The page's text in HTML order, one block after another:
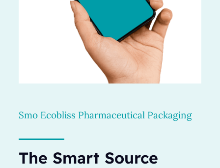
Smo Ecobliss Pharmaceutical Packaging
The Smart Source